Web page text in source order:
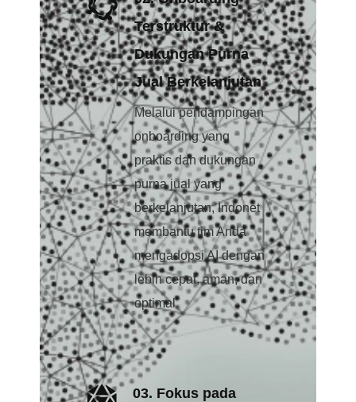
Terstruktur &
Dukungan Purna
Jual Berkelanjutan
Melalui pendampingan
onboarding yang
praktis dan dukungan
purna jual yang
berkelanjutan, Indonet
membantu tim Anda
mengadopsi AI dengan
lebih cepat, aman, dan
optimal.
03. Fokus pada